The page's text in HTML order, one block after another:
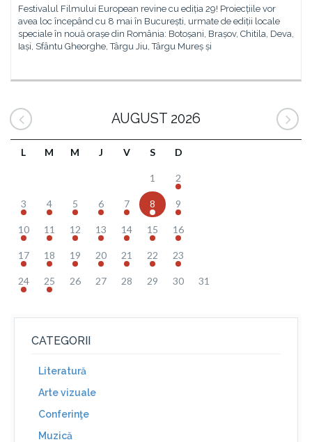
Festivalul Filmului European revine cu ediția 29! Proiecțiile vor
avea loc începând cu 8 mai în București, urmate de ediții locale
speciale în nouă orașe din România: Botoșani, Brașov, Chitila, Deva,
Iași, Sfântu Gheorghe, Târgu Jiu, Târgu Mureș și
AUGUST 2026
L M M J V S D
1 2
3 4 5 6 7 8 9
10 11 12 13 14 15 16
17 18 19 20 21 22 23
24 25 26 27 28 29 30 31
CATEGORII
Literatură
Arte vizuale
Conferinţe
Muzică